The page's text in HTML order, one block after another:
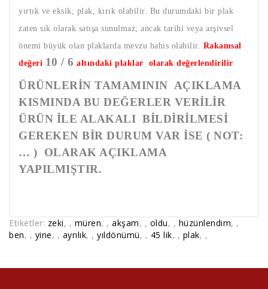
yırtık ve eksik; plak, kırık olabilir. Bu durumdaki bir plak
zaten sık olarak satışa sunulmaz; ancak tarihi veya arşivsel
önemi büyük olan plaklarda mevzu bahis olabilir. Rakamsal
değeri 10 / 6 altındaki plaklar olarak değerlendirilir
ÜRÜNLERİN TAMAMININ AÇIKLAMA
KISMINDA BU DEĞERLER VERİLİR
ÜRÜN İLE ALAKALI BİLDİRİLMESİ
GEREKEN BİR DURUM VAR İSE ( NOT:
… ) OLARAK AÇIKLAMA
YAPILMIŞTIR.
Etiketler: zeki, , müren, , akşam, , oldu, , hüzünlendim, ,
ben, , yine, , ayrılık, , yıldönümü, , 45 lik, , plak, ,